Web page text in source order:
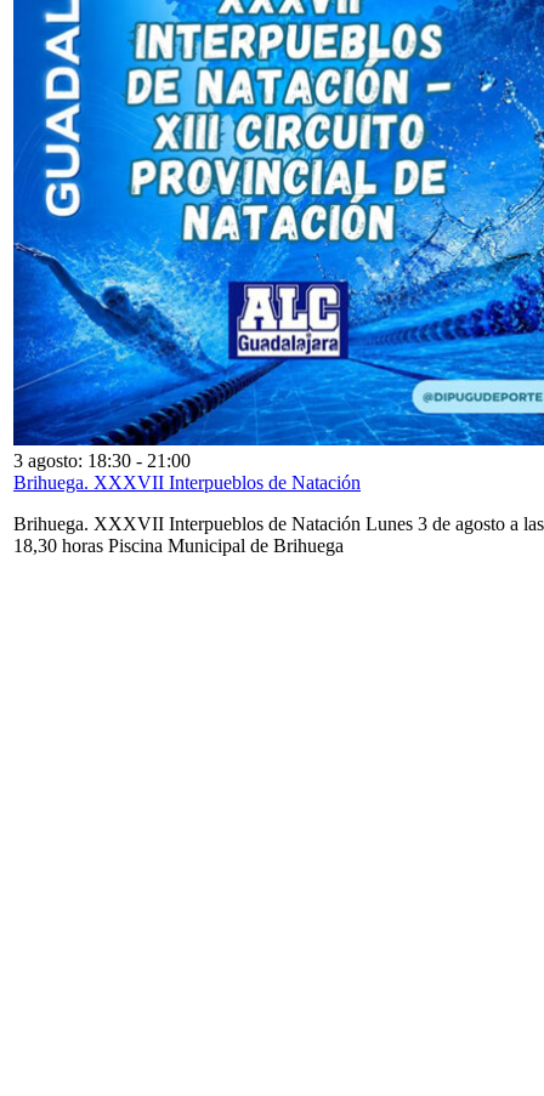
3 agosto: 18:30 - 21:00
Brihuega. XXXVII Interpueblos de Natación
Brihuega. XXXVII Interpueblos de Natación Lunes 3 de agosto a las
18,30 horas Piscina Municipal de Brihuega